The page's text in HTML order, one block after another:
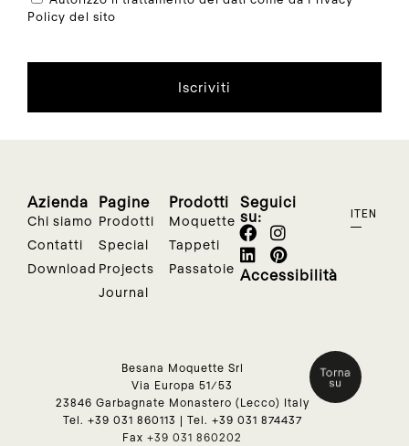
Policy del sito
Iscriviti
Azienda
Chi siamo
Contatti
Download
Pagine
Prodotti
Special
Projects
Journal
Prodotti
Moquette
Tappeti
Passatoie
Seguici
su:
Accessibilità
IT EN
Besana Moquette Srl
Via Europa 51/53
23846 Garbagnate Monastero (Lecco) Italy
Tel. +39 031 860113 | Tel. +39 031 874437
Fax+39 031 860202